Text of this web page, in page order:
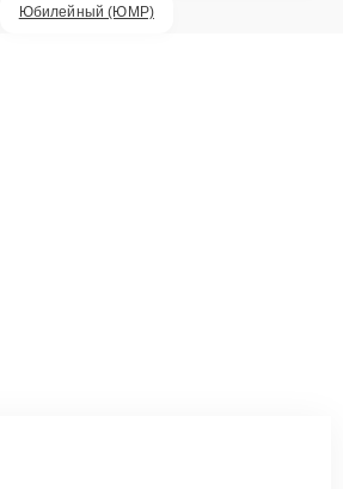
Юбилейный (ЮМР)